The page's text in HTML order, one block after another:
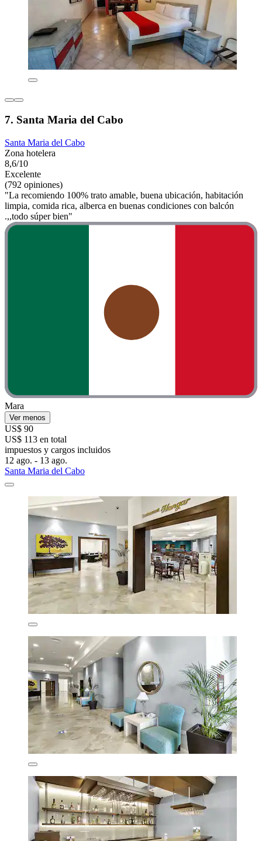
7. Santa Maria del Cabo
Santa Maria del Cabo
Zona hotelera
8,6/10
Excelente
(792 opiniones)
"La recomiendo 100% trato amable, buena ubicación, habitación
limpia, comida rica, alberca en buenas condiciones con balcón
.,,todo súper bien"
Mara
Ver menos
US$ 90
US$ 113 en total
impuestos y cargos incluidos
12 ago. - 13 ago.
Santa Maria del Cabo